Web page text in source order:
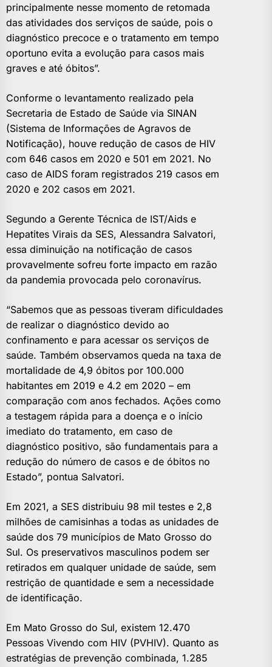
principalmente nesse momento de retomada
das atividades dos serviços de saúde, pois o
diagnóstico precoce e o tratamento em tempo
oportuno evita a evolução para casos mais
graves e até óbitos”.
Conforme o levantamento realizado pela
Secretaria de Estado de Saúde via SINAN
(Sistema de Informações de Agravos de
Notificação), houve redução de casos de HIV
com 646 casos em 2020 e 501 em 2021. No
caso de AIDS foram registrados 219 casos em
2020 e 202 casos em 2021.
Segundo a Gerente Técnica de IST/Aids e
Hepatites Virais da SES, Alessandra Salvatori,
essa diminuição na notificação de casos
provavelmente sofreu forte impacto em razão
da pandemia provocada pelo coronavírus.
“Sabemos que as pessoas tiveram dificuldades
de realizar o diagnóstico devido ao
confinamento e para acessar os serviços de
saúde. Também observamos queda na taxa de
mortalidade de 4,9 óbitos por 100.000
habitantes em 2019 e 4.2 em 2020 – em
comparação com anos fechados. Ações como
a testagem rápida para a doença e o início
imediato do tratamento, em caso de
diagnóstico positivo, são fundamentais para a
redução do número de casos e de óbitos no
Estado”, pontua Salvatori.
Em 2021, a SES distribuiu 98 mil testes e 2,8
milhões de camisinhas a todas as unidades de
saúde dos 79 municípios de Mato Grosso do
Sul. Os preservativos masculinos podem ser
retirados em qualquer unidade de saúde, sem
restrição de quantidade e sem a necessidade
de identificação.
Em Mato Grosso do Sul, existem 12.470
Pessoas Vivendo com HIV (PVHIV). Quanto as
estratégias de prevenção combinada, 1.285